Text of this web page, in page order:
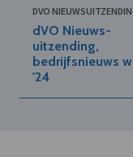
DVO
dVO Nieuws-
uitzending,
bedrijfsnieuws
'24